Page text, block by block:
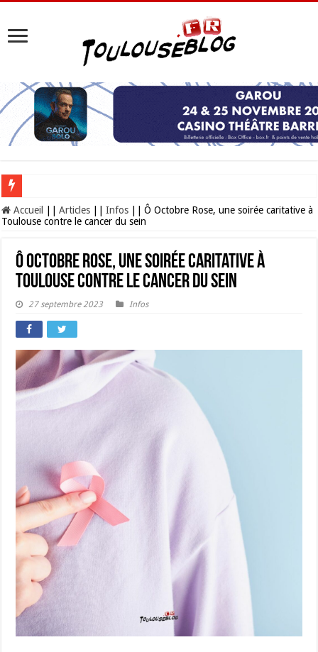
Les Nocturnes de la Cité de l’espace 2026 : l’événement incontournable de
Accueil Articles Infos
Ô Octobre Rose, une soirée caritative à
Toulouse contre le cancer du sein
Ô Octobre Rose, une soirée caritative à
Toulouse contre le cancer du sein
27 septembre 2023 Infos